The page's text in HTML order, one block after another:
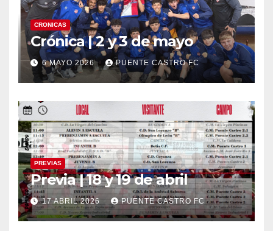
CRONICAS
Crónica | 2 y 3 de mayo
6 MAYO 2026 PUENTE CASTRO FC
PREVIAS
Previa | 18 y 19 de abril
17 ABRIL 2026 PUENTE CASTRO FC